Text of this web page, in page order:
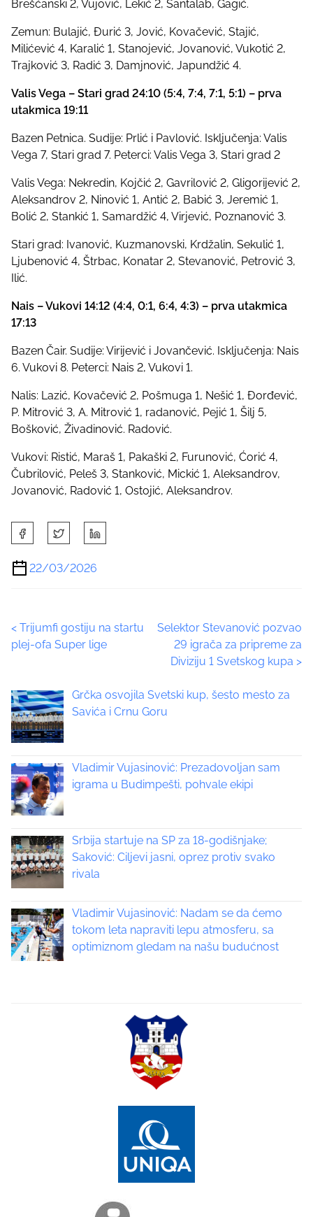
Brešćanski 2, Vujović, Lekić 2, Šantalab, Gagić.
Zemun: Bulajić, Đurić 3, Jović, Kovačević, Stajić,
Milićević 4, Karalić 1, Stanojević, Jovanović, Vukotić 2,
Trajković 3, Radić 3, Damjnović, Japundžić 4.
Valis Vega – Stari grad 24:10 (5:4, 7:4, 7:1, 5:1) – prva
utakmica 19:11
Bazen Petnica. Sudije: Prlić i Pavlović. Isključenja: Valis
Vega 7, Stari grad 7. Peterci: Valis Vega 3, Stari grad 2
Valis Vega: Nekredin, Kojčić 2, Gavrilović 2, Gligorijević 2,
Aleksandrov 2, Ninović 1, Antić 2, Babić 3, Jeremić 1,
Bolić 2, Stankić 1, Samardžić 4, Virjević, Poznanović 3.
Stari grad: Ivanović, Kuzmanovski, Krdžalin, Sekulić 1,
Ljubenović 4, Štrbac, Konatar 2, Stevanović, Petrović 3,
Ilić.
Nais – Vukovi 14:12 (4:4, 0:1, 6:4, 4:3) – prva utakmica
17:13
Bazen Čair. Sudije: Virijević i Jovančević. Isključenja: Nais
6. Vukovi 8. Peterci: Nais 2, Vukovi 1.
Nalis: Lazić, Kovačević 2, Pošmuga 1, Nešić 1, Đorđević,
P. Mitrović 3, A. Mitrović 1, radanović, Pejić 1, Šilj 5,
Bošković, Živadinović. Radović.
Vukovi: Ristić, Maraš 1, Pakaški 2, Furunović, Ćorić 4,
Čubrilović, Peleš 3, Stanković, Mickić 1, Aleksandrov,
Jovanović, Radović 1, Ostojić, Aleksandrov.
h
a
r
h
o
s
t
n
:
22/03/2026
P
s
t
s
n
a
i
g
a
t
< Trijumfi gostiju na startu
plej-ofa Super lige
Selektor Stevanović pozvao
29 igrača za pripreme za
Diviziju 1 Svetskog kupa >
Grčka osvojila Svetski kup, šesto mesto za
Savića i Crnu Goru
Vladimir Vujasinović: Prezadovoljan sam
igrama u Budimpešti, pohvale ekipi
Srbija startuje na SP za 18-godišnjake;
Saković: Ciljevi jasni, oprez protiv svako
rivala
Vladimir Vujasinović: Nadam se da ćemo
tokom leta napraviti lepu atmosferu, sa
optimiznom gledam na našu budućnost